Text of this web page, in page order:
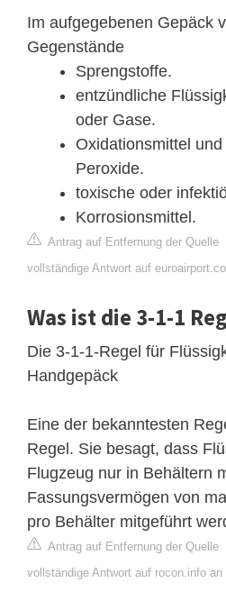
Im aufgegebenen Gepäck
Gegenstände
Sprengstoffe.
entzündliche
oder Gase.
Oxidationsmittel
Peroxide.
toxische oder
Korrosionsmittel.
Antrag auf Entfernung der Quelle
vollständige Antwort auf
Was ist die 3-1-1
Die 3-1-1-Regel für
Handgepäck
Eine der bekanntesten
Regel. Sie besagt, dass
Flugzeug nur in Behältern
Fassungsvermögen von
pro Behälter mitgeführt
Antrag auf Entfernung der Quelle
vollständige Antwort auf rocon.info an